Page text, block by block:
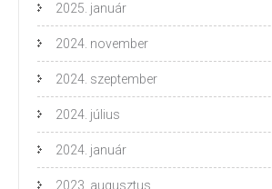
2025. január
2024. november
2024. szeptember
2024. július
2024. január
2023. augusztus